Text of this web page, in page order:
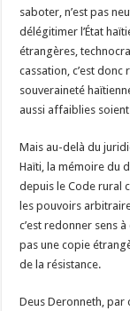
saboter, n’est pas
délégitimer l’État
étrangères,
cassation, c’est donc
souveraineté
aussi affaiblies
Mais au-delà du
Haïti, la mémoire du
depuis le Code rural
les pouvoirs
c’est redonner sens
pas une copie
de la résistance.
Deus Deronneth, par